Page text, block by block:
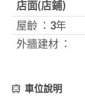
店面(店鋪)
屋齡 ： 3年
外牆建材 ：
車位說明